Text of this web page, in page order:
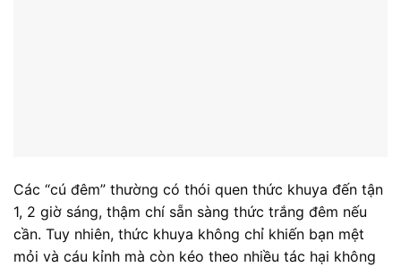
Các “cú đêm” thường có thói quen thức khuya đến tận
1, 2 giờ sáng, thậm chí sẵn sàng thức trắng đêm nếu
cần. Tuy nhiên, thức khuya không chỉ khiến bạn mệt
mỏi và cáu kỉnh mà còn kéo theo nhiều tác hại không